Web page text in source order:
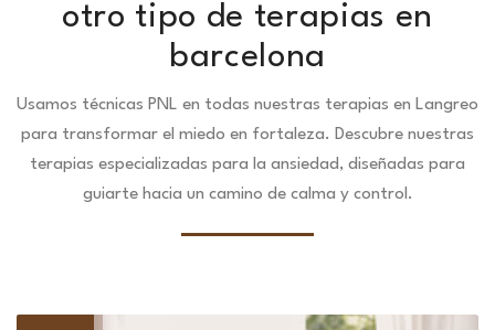
otro tipo de terapias en
barcelona
Usamos técnicas PNL en todas nuestras terapias en Langreo
para transformar el miedo en fortaleza. Descubre nuestras
terapias especializadas para la ansiedad, diseñadas para
guiarte hacia un camino de calma y control.